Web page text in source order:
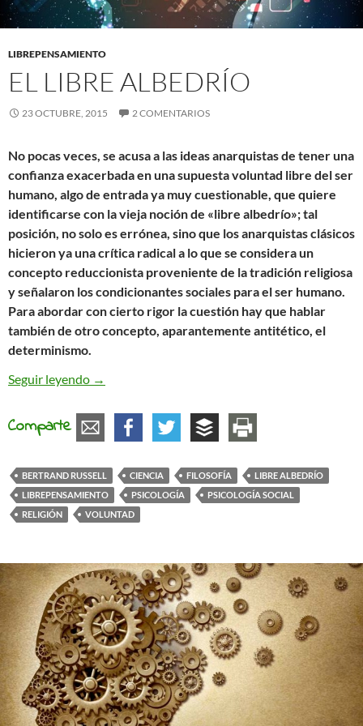
LIBREPENSAMIENTO
EL LIBRE ALBEDRÍO
23 OCTUBRE, 2015 2 COMENTARIOS
No pocas veces, se acusa a las ideas anarquistas de tener una
confianza exacerbada en una supuesta voluntad libre del ser
humano, algo de entrada ya muy cuestionable, que quiere
identificarse con la vieja noción de «libre albedrío»; tal
posición, no solo es errónea, sino que los anarquistas clásicos
hicieron ya una crítica radical a lo que se considera un
concepto reduccionista proveniente de la tradición religiosa
y señalaron los condicionantes sociales para el ser humano.
Para abordar con cierto rigor la cuestión hay que hablar
también de otro concepto, aparantemente antitético, el
determinismo.
Seguir leyendo
El libre albedrío
→
Comparte
BERTRAND RUSSELL CIENCIA FILOSOFÍA
LIBRE ALBEDRÍO
LIBREPENSAMIENTO
PSICOLOGÍA
PSICOLOGÍA SOCIAL
RELIGIÓN
VOLUNTAD